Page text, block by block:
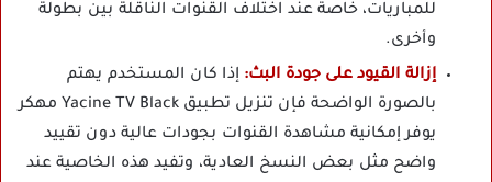
للمباريات، خاصة عند اختلاف القنوات الناقلة بين بطولة
وأخرى.
إزالة القيود على جودة البث: إذا كان المستخدم يهتم
بالصورة الواضحة فإن تنزيل تطبيق Yacine TV Black مهكر
يوفر إمكانية مشاهدة القنوات بجودات عالية دون تقييد
واضح مثل بعض النسخ العادية، وتفيد هذه الخاصية عند